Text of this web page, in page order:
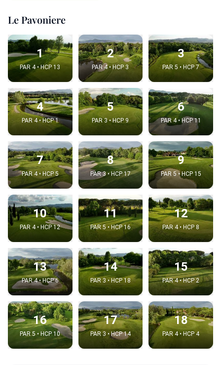
Le Pavoniere
1
PAR 4 • HCP 13
2
PAR 4 • HCP 3
3
PAR 5 • HCP 7
4
PAR 4 • HCP 1
5
PAR 3 • HCP 9
6
PAR 4 • HCP 11
7
PAR 4 • HCP 5
8
PAR 3 • HCP 17
9
PAR 5 • HCP 15
10
PAR 4 • HCP 12
11
PAR 5 • HCP 16
12
PAR 4 • HCP 8
13
PAR 4 • HCP 6
14
PAR 3 • HCP 18
15
PAR 4 • HCP 2
16
PAR 5 • HCP 10
17
PAR 3 • HCP 14
18
PAR 4 • HCP 4